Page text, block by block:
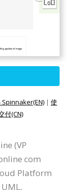
| 使
付(CN)
(VP
com
Platform